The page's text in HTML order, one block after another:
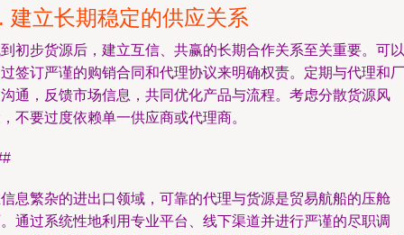
建立长期稳定的供应关系
初步货源后，建立互信、共赢的长期合作关系至关重要。可以
签订严谨的购销合同和代理协议来明确权责。定期与代理和厂
通，反馈市场信息，共同优化产品与流程。考虑分散货源风
不要过度依赖单一供应商或代理商。
息繁杂的进出口领域，可靠的代理与货源是贸易航船的压舱
通过系统性地利用专业平台、线下渠道并进行严谨的尽职调